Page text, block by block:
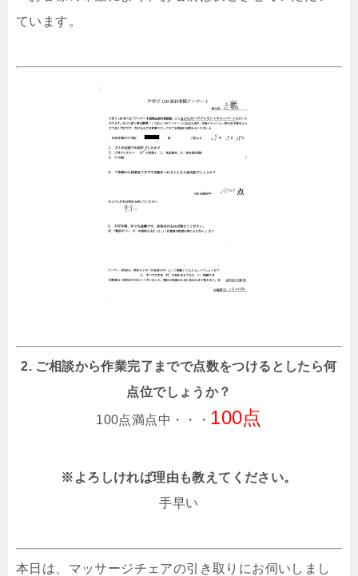
ています。
2. ご相談から作業完了までで点数をつけるとしたら何
点位でしょうか？
100点満点中・・・ 100点
※よろしければ理由も教えてください。
手早い
本日は、マッサージチェアの引き取りにお伺いしまし